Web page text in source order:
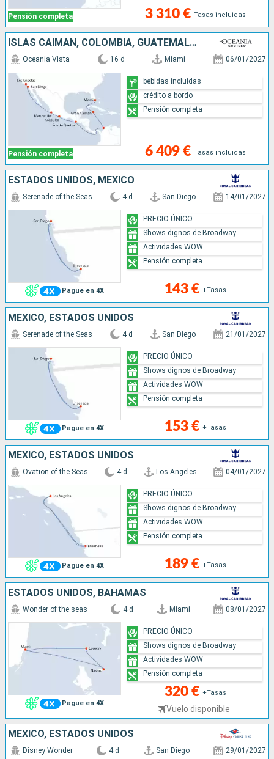
Pensión completa 3 310 € Tasas incluidas
ISLAS CAIMÁN, COLOMBIA, GUATEMALA, MÉXICO, ESTADOS UNIDOS
Pensión completa
Oceania Vista 16 d Miami 06/01/2027
6 409 € Tasas incluidas
bebidas incluidas
crédito a bordo
Pensión completa
ESTADOS UNIDOS, MÉXICO
Pague en 4X
Serenade of the Seas 4 d San Diego 14/01/2027
143 € +Tasas
PRECIO ÚNICO
Shows dignos de Broadway
Actividades WOW
Pensión completa
MÉXICO, ESTADOS UNIDOS
Pague en 4X
Serenade of the Seas 4 d San Diego 21/01/2027
153 € +Tasas
PRECIO ÚNICO
Shows dignos de Broadway
Actividades WOW
Pensión completa
MÉXICO, ESTADOS UNIDOS
Pague en 4X
Ovation of the Seas 4 d Los Angeles 04/01/2027
189 € +Tasas
PRECIO ÚNICO
Shows dignos de Broadway
Actividades WOW
Pensión completa
ESTADOS UNIDOS, BAHAMAS
Pague en 4X
Wonder of the seas 4 d Miami 08/01/2027
320 € +Tasas
Vuelo disponible
PRECIO ÚNICO
Shows dignos de Broadway
Actividades WOW
Pensión completa
MÉXICO, ESTADOS UNIDOS
Disney Wonder 4 d San Diego 29/01/2027